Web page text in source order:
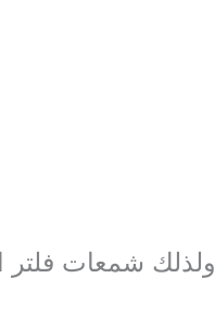
ولذلك شمعات فلتر